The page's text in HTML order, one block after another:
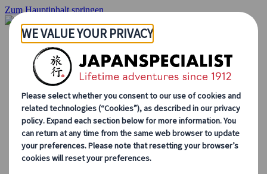
Zum Hauptinhalt springen
Startseite
Rundreisen
Individuelle Reisen
Gruppenreisen
Selbstfahrerreisen
Ausflüge
Massgeschneiderte Gruppenreisen
Japan Rail Pass
Wie wir arbeiten
Über uns
Treffen Sie unser Team
Werden Sie Teil unseres Teams